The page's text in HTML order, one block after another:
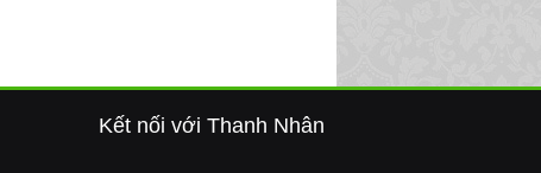
Kết nối với Thanh Nhân